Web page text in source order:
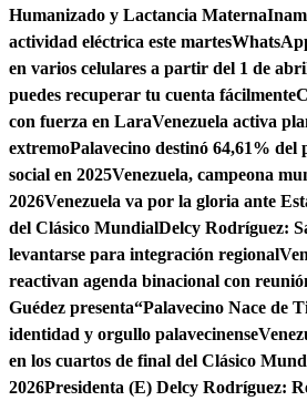
Humanizado y Lactancia Materna
actividad eléctrica este martes
en varios celulares a partir del 1 de
puedes recuperar tu cuenta fácilmente
con fuerza en LaraVenezuela activa
extremoPalavecino destinó 64,61% del
social en 2025Venezuela, campeona
2026Venezuela va por la gloria ante
del Clásico MundialDelcy Rodríguez:
levantarse para integración regional
reactivan agenda binacional con
Guédez presenta“Palavecino Nace de
identidad y orgullo palavecinense
en los cuartos de final del Clásico
2026Presidenta (E) Delcy Rodríguez: